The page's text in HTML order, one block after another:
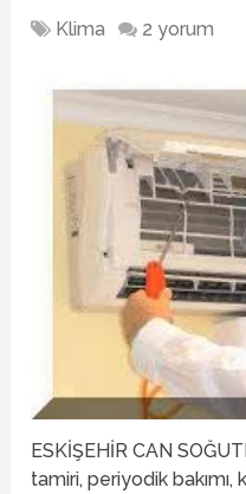
Klima 2 yorum
ESKİŞEHİR CAN
tamiri, periyodik bakımı,